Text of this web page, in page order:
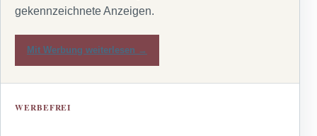
gekennzeichnete Anzeigen.
Mit Werbung weiterlesen →
WERBEFREI